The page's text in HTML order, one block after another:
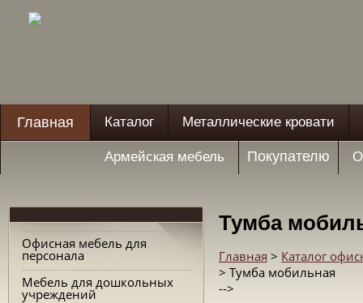
Главная Каталог Металлические кровати
Армейская мебель Покупателю
Офисная мебель для
персонала
Мебель для дошкольных
учреждений
Тумба
Главная > Каталог
> Тумба мобильная
-->